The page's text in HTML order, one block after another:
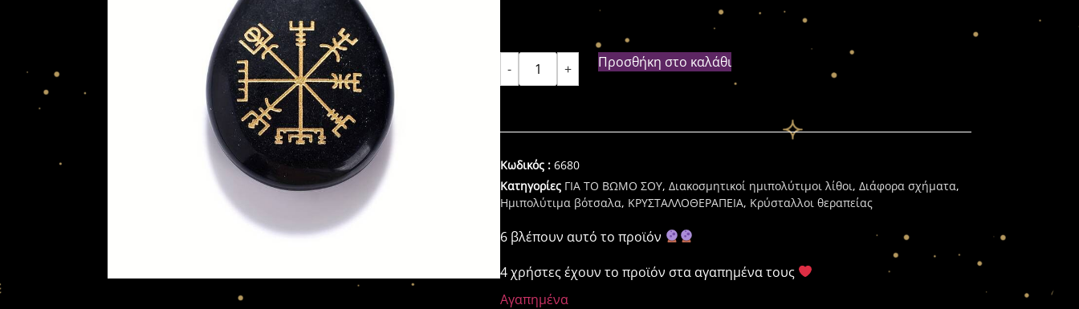
- + Προσθήκη στο καλάθι
Κωδικός :6680
Κατηγορίες ΓΙΑ ΤΟ ΒΩΜΟ ΣΟΥ,Διακοσμητικοί ημιπολύτιμοι λίθοι,Διάφορα σχήματα,
Ημιπολύτιμα βότσαλα, ΚΡΥΣΤΑΛΛΟΘΕΡΑΠΕΙΑ, Κρύσταλλοι θεραπείας
6 βλέπουν αυτό το προϊόν
4 χρήστες έχουν το προϊόν στα αγαπημένα τους
Αγαπημένα